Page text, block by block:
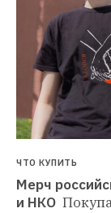
ЧТО КУПИТЬ
Мерч
и НКО